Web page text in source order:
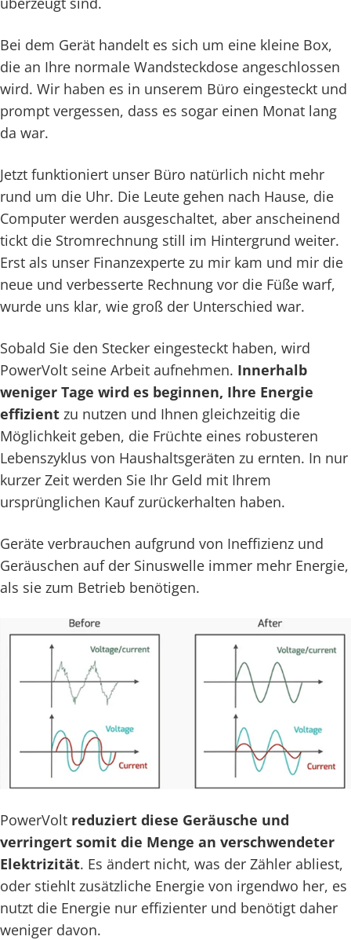
Bei dem Gerät handelt es sich um eine kleine Box,
die an Ihre normale Wandsteckdose angeschlossen
wird. Wir haben es in unserem Büro eingesteckt und
prompt vergessen, dass es sogar einen Monat lang
da war.
Jetzt funktioniert unser Büro natürlich nicht mehr
rund um die Uhr. Die Leute gehen nach Hause, die
Computer werden ausgeschaltet, aber anscheinend
tickt die Stromrechnung still im Hintergrund weiter.
Erst als unser Finanzexperte zu mir kam und mir die
neue und verbesserte Rechnung vor die Füße warf,
wurde uns klar, wie groß der Unterschied war.
Sobald Sie den Stecker eingesteckt haben, wird
PowerVolt seine Arbeit aufnehmen. Innerhalb
weniger Tage wird es beginnen, Ihre Energie
effizient zu nutzen und Ihnen gleichzeitig die
Möglichkeit geben, die Früchte eines robusteren
Lebenszyklus von Haushaltsgeräten zu ernten. In nur
kurzer Zeit werden Sie Ihr Geld mit Ihrem
ursprünglichen Kauf zurückerhalten haben.
Geräte verbrauchen aufgrund von Ineffizienz und
Geräuschen auf der Sinuswelle immer mehr Energie,
als sie zum Betrieb benötigen.
PowerVolt reduziert diese Geräusche und
verringert somit die Menge an verschwendeter
Elektrizität. Es ändert nicht, was der Zähler abliest,
oder stiehlt zusätzliche Energie von irgendwo her, es
nutzt die Energie nur effizienter und benötigt daher
weniger davon.